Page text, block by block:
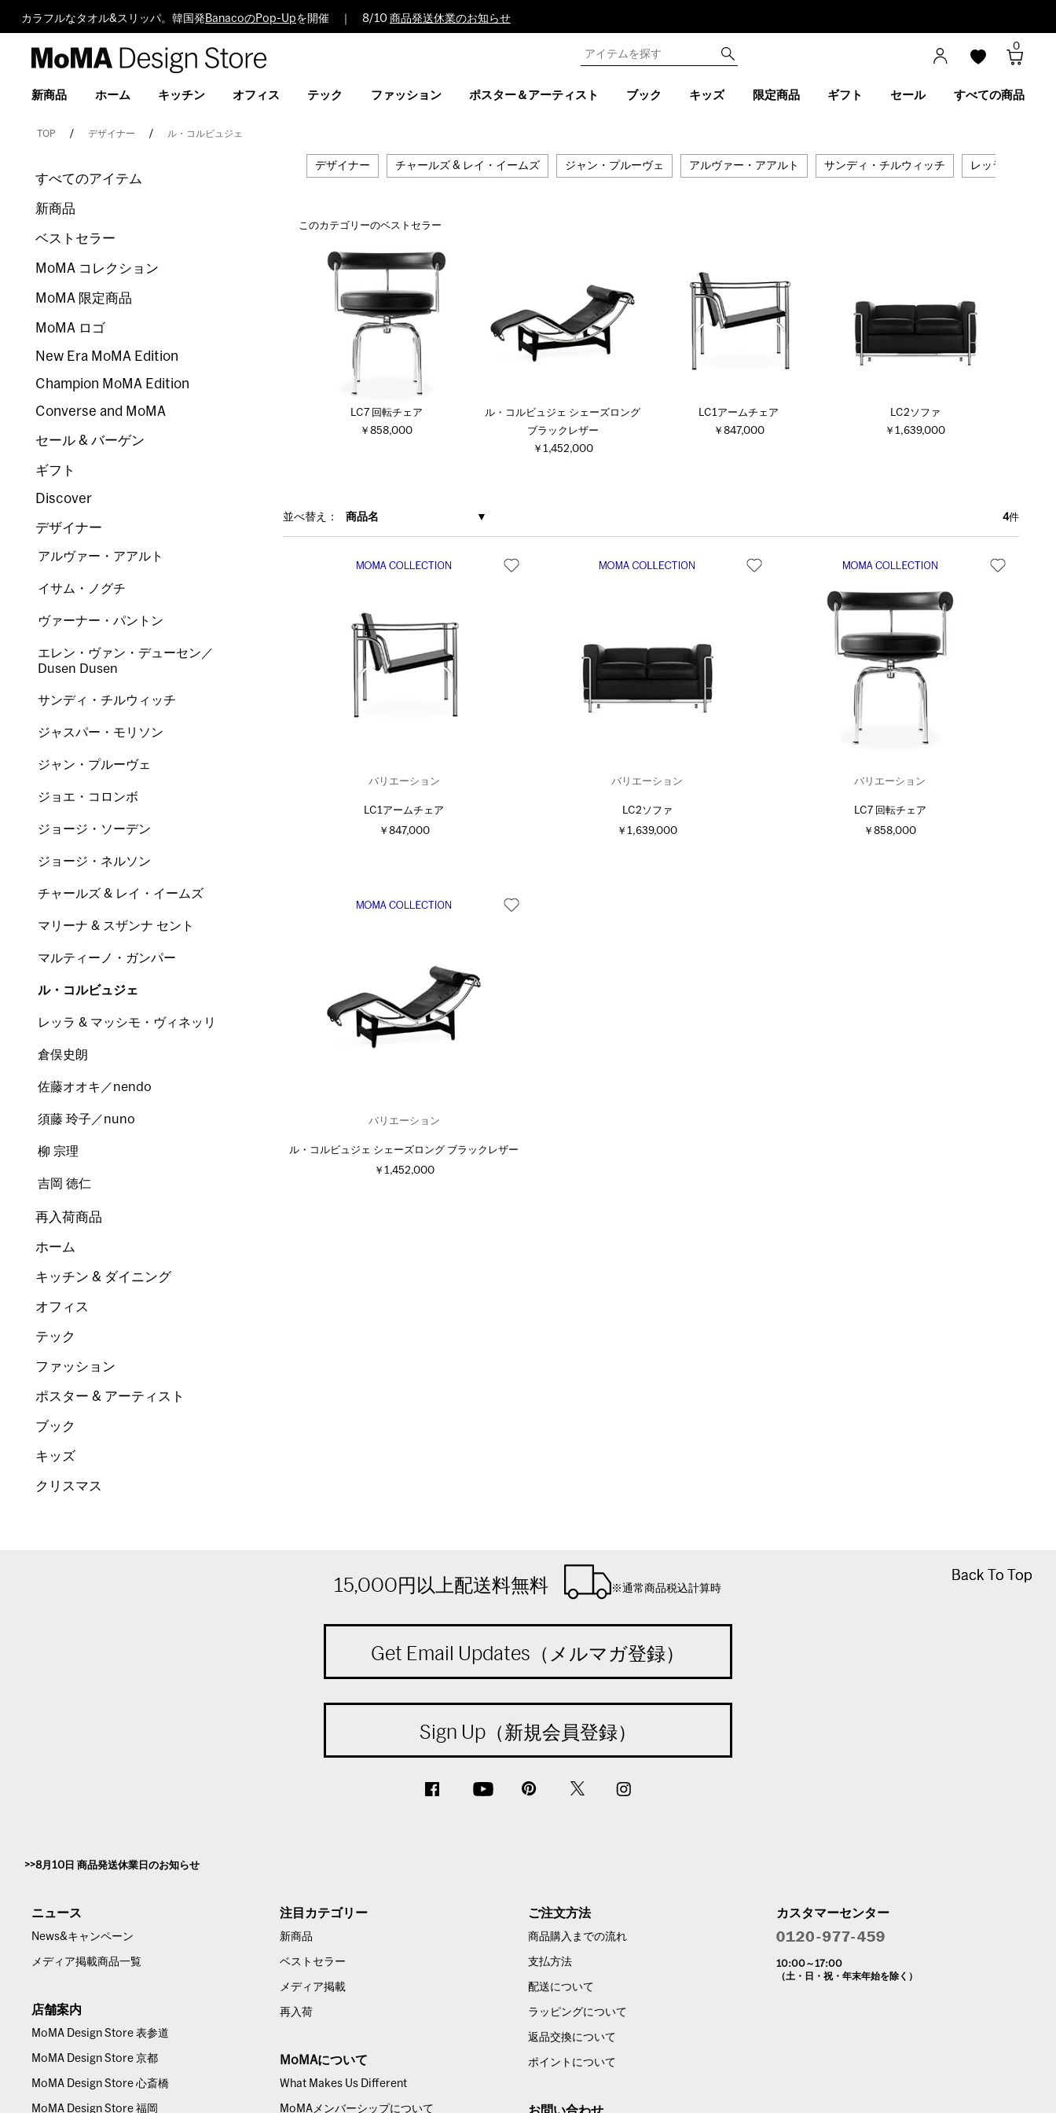
カラフルなタオル&スリッパ。韓国発 BanacoのPop-Upを開催 ｜ 8/10 商品発送休業のお知らせ
Design
0
新商品 ホーム キッチン オフィス テック ファッション ポスター＆アーティスト ブック キッズ 限定商品 ギフト セール すべての商品
TOP デザイナー ル・コルビュジェ
デザイナー チャールズ & レイ・イームズ ジャン・プルーヴェ アルヴァー・アアルト サンディ・チルウィッチ レッラ & マッシ
このカテゴリーのベストセラー
LC7 回転チェア
￥858,000
ル・コルビュジェ シェーズロング
ブラックレザー
￥1,452,000
LC1アームチェア
￥847,000
LC2ソファ
￥1,639,000
並べ替え： 商品名 4件
バリエーション
LC1アームチェア
￥847,000
バリエーション
LC2ソファ
￥1,639,000
バリエーション
LC7 回転チェア
￥858,000
バリエーション
ル・コルビュジェ シェーズロング ブラックレザー
￥1,452,000
すべてのアイテム
新商品
ベストセラー
MoMA コレクション
MoMA 限定商品
MoMA ロゴ
New Era MoMA Edition
Champion MoMA Edition
Converse and MoMA
セール & バーゲン
ギフト
Discover
デザイナー
アルヴァー・アアルト
イサム・ノグチ
ヴァーナー・パントン
エレン・ヴァン・デューセン／
Dusen Dusen
サンディ・チルウィッチ
ジャスパー・モリソン
ジャン・プルーヴェ
ジョエ・コロンボ
ジョージ・ソーデン
ジョージ・ネルソン
チャールズ & レイ・イームズ
マリーナ & スザンナ セント
マルティーノ・ガンパー
ル・コルビュジェ
レッラ & マッシモ・ヴィネッリ
倉俣史朗
佐藤オオキ／nendo
須藤 玲子／nuno
柳 宗理
吉岡 徳仁
再入荷商品
ホーム
キッチン & ダイニング
オフィス
テック
ファッション
ポスター & アーティスト
ブック
キッズ
クリスマス
Back To Top
Back To Top
15,000円以上配送料無料 ※通常商品税込計算時
Get Email Updates（メルマガ登録）
Sign Up（新規会員登録）
8月10日 商品発送休業日のお知らせ
ニュース
News&キャンペーン
メディア掲載商品一覧
店舗案内
MoMA Design Store 表参道
MoMA Design Store 京都
MoMA Design Store 心斎橋
MoMA Design Store 福岡
注目カテゴリー
新商品
ベストセラー
メディア掲載
再入荷
MoMAについて
What Makes Us Different
MoMAメンバーシップについて
ご注文方法
商品購入までの流れ
支払方法
配送について
ラッピングについて
返品交換について
ポイントについて
カスタマーセンター
10:00～17:00
（土・日・祝・年末年始を除く）